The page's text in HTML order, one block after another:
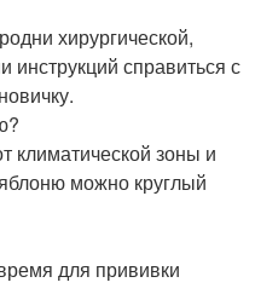
хирургической,
справиться с
климатической зоны и
можно круглый
для прививки